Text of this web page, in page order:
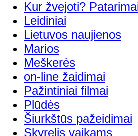
Kur žvejoti?
Leidiniai
Lietuvos naujienos
Marios
Meškerės
on-line žaidimai
Pažintiniai filmai
Plūdės
Šiurkštūs pažeidimai
Skyrelis vaikams